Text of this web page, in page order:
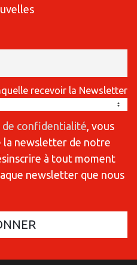
recevoir la Newsletter
de confidentialité, vous
la newsletter de notre
à tout moment
newsletter que nous